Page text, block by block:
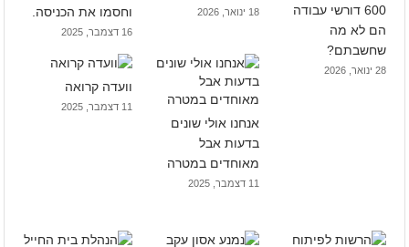
600 דורשי עבודה
הם לא מה
שחשבתם?
28 ינואר, 2026
18 ינואר, 2026
וחסמו את הכניסה.
16 דצמבר, 2025
אנחנו אולי שונים
בדעות אבל
מאוחדים במטרה
11 דצמבר, 2025
וועדה קרואה
11 דצמבר, 2025